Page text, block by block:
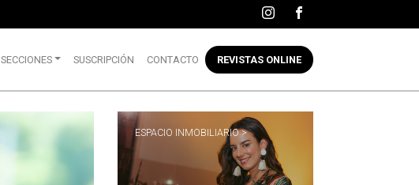
SECCIONES SUSCRIPCIÓN CONTACTO REVISTAS ONLINE
ESPACIO INMOBILIARIO >